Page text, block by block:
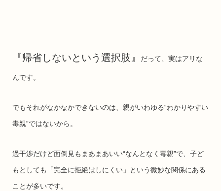
『帰省しないという選択肢』 だって、実はアリな
んです。
でもそれがなかなかできないのは、親がいわゆる“わかりやすい
毒親”ではないから。
過干渉だけど面倒見もまあまあいい“なんとなく毒親”で、子ど
もとしても「完全に拒絶はしにくい」という微妙な関係にある
ことが多いです。